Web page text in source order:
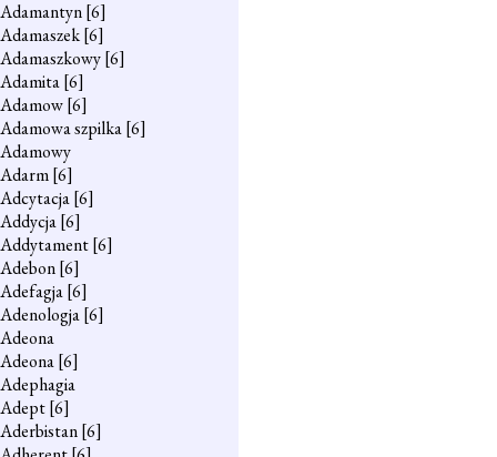
Adamantyn[6]
Adamaszek[6]
Adamaszkowy[6]
Adamita[6]
Adamow[6]
Adamowa szpilka[6]
Adamowy
Adarm[6]
Adcytacja[6]
Addycja[6]
Addytament[6]
Adebon[6]
Adefagja[6]
Adenologja[6]
Adeona
Adeona[6]
Adephagia
Adept[6]
Aderbistan[6]